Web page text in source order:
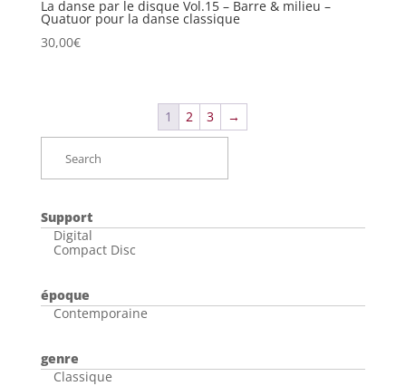
La danse par le disque Vol.15 – Barre & milieu –
Quatuor pour la danse classique
30,00€
1 2 3 →
Support
Digital
Compact Disc
époque
Contemporaine
genre
Classique